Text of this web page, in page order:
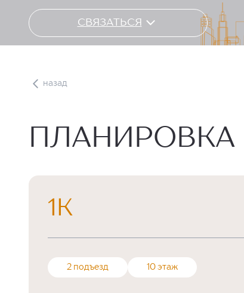
СВЯЗАТЬСЯ
назад
ПЛАНИРОВКА
1К
2 подъезд 10 этаж